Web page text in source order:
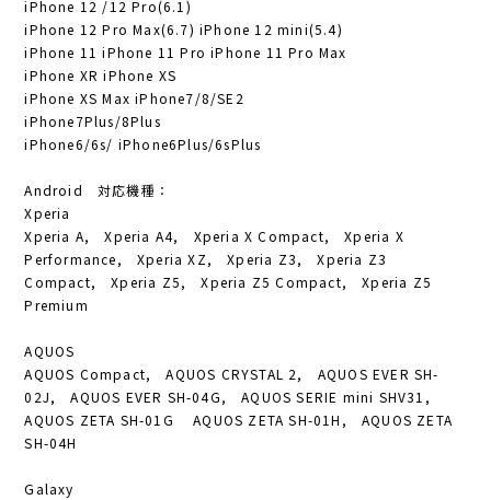
iPhone 12 /12 Pro(6.1)
iPhone 12 Pro Max(6.7) iPhone 12 mini(5.4)
iPhone 11 iPhone 11 Pro iPhone 11 Pro Max
iPhone XR iPhone XS
iPhone XS Max iPhone7/8/SE2
iPhone7Plus/8Plus
iPhone6/6s/ iPhone6Plus/6sPlus
Android 対応機種：
Xperia
Xperia A, Xperia A4, Xperia X Compact, Xperia X
Performance, Xperia XZ, Xperia Z3, Xperia Z3
Compact, Xperia Z5, Xperia Z5 Compact, Xperia Z5
Premium
AQUOS
AQUOS Compact, AQUOS CRYSTAL 2, AQUOS EVER SH-
02J, AQUOS EVER SH-04G, AQUOS SERIE mini SHV31,
AQUOS ZETA SH-01G AQUOS ZETA SH-01H, AQUOS ZETA
SH-04H
Galaxy